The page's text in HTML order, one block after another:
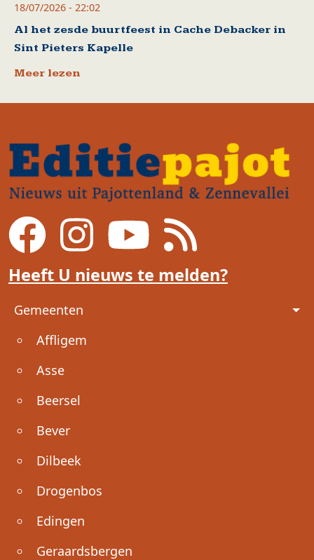
18/07/2026 - 22:02
Al het zesde buurtfeest in Cache Debacker in
Sint Pieters Kapelle
Meer lezen
Heeft U nieuws te melden?
Voet
Gemeenten
Affligem
Asse
Beersel
Bever
Dilbeek
Drogenbos
Edingen
Geraardsbergen